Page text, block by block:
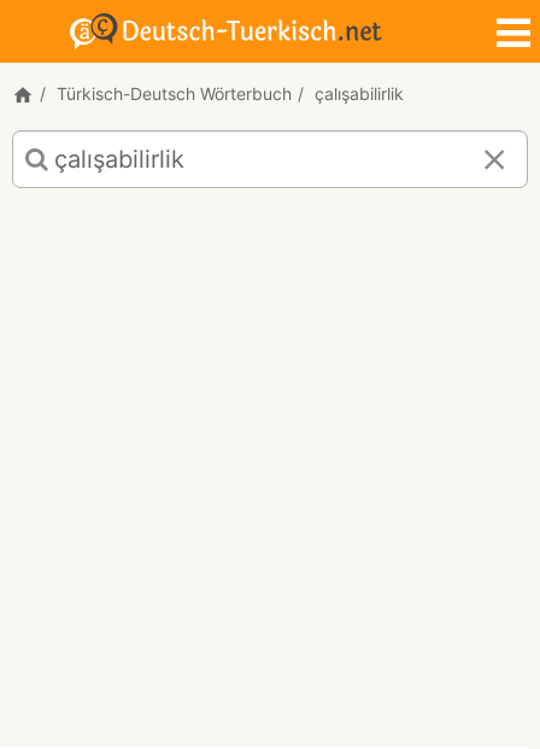
Türkisch-Deutsch Wörterbuch çalışabilirlik
Türkisch-
Deutsch
Übersetzung